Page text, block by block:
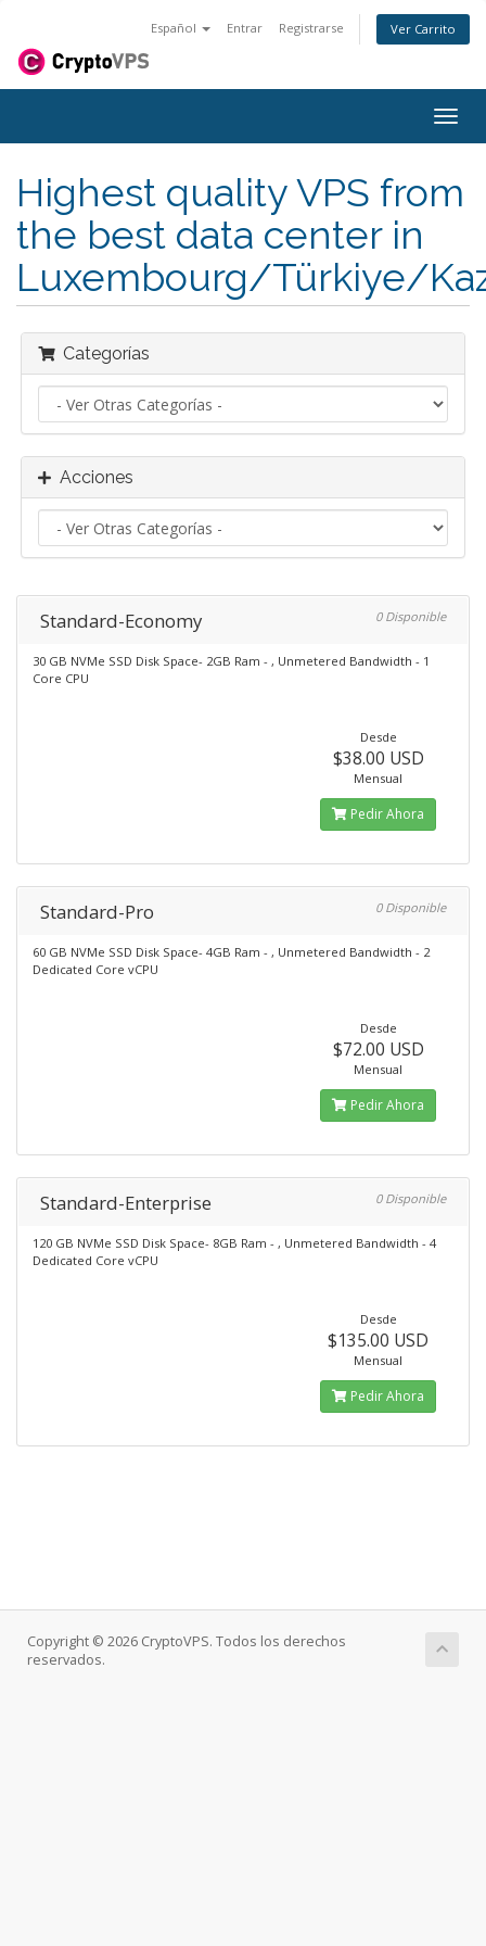
Español Entrar Registrarse Ver Carrito
Highest quality VPS from
the best data center in
Luxembourg/Türkiye/
Categorías
Acciones
Standard-Economy 0 Disponible
30 GB NVMe SSD Disk Space- 2GB Ram - , Unmetered Bandwidth - 1
Core CPU
Desde
$38.00 USD
Mensual
Pedir Ahora
Standard-Pro 0 Disponible
60 GB NVMe SSD Disk Space- 4GB Ram - , Unmetered Bandwidth - 2
Dedicated Core vCPU
Desde
$72.00 USD
Mensual
Pedir Ahora
Standard-Enterprise 0 Disponible
120 GB NVMe SSD Disk Space- 8GB Ram - , Unmetered Bandwidth - 4
Dedicated Core vCPU
Desde
$135.00 USD
Mensual
Pedir Ahora
Copyright © 2026 CryptoVPS. Todos los derechos
reservados.